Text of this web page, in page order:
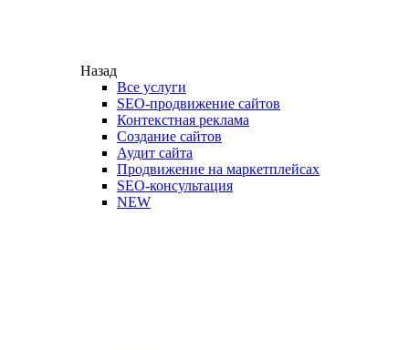
Назад
Все услуги
SEO-продвижение сайтов
Контекстная реклама
Создание сайтов
Аудит сайта
Продвижение на маркетплейсах
SEO-консультация
NEW